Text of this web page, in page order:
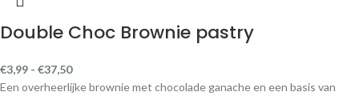
Double Choc Brownie pastry
€3,99 - €37,50
Een overheerlijke brownie met chocolade ganache en een basis van